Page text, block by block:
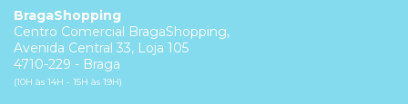
BragaShopping
Centro Comercial BragaShopping,
Avenida Central 33, Loja 105
4710-229 - Braga
(10H às 14H - 15H às 19H)